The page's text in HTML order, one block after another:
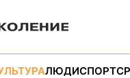
ЛЮДИСПОРТ